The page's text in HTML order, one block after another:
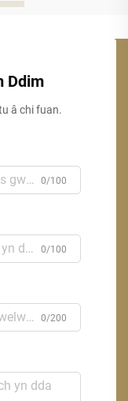
Ddim
â chi fuan.
0/100
0/100
0/200